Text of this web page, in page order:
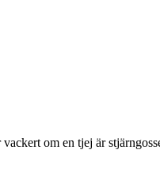
om en tjej är